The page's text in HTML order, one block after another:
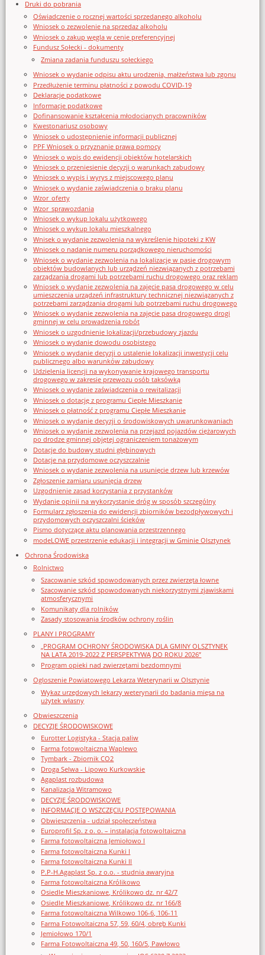
Druki do pobrania
Oświadczenie o rocznej wartości sprzedanego alkoholu
Wniosek o zezwolenie na sprzedaz alkoholu
Wniosek o zakup węgla w cenie preferencyjnej
Fundusz Sołecki - dokumenty
Zmiana zadania funduszu sołeckiego
Wniosek o wydanie odpisu aktu urodzenia, małżeństwa lub zgonu
Przedłużenie terminu płatności z powodu COVID-19
Deklaracje podatkowe
Informacje podatkowe
Dofinansowanie kształcenia młodocianych pracowników
Kwestonariusz osobowy
Wniosek o udostępnienie informacji publicznej
PPF Wniosek o przyznanie prawa pomocy
Wniosek o wpis do ewidencji obiektów hotelarskich
Wniosek o przeniesienie decyzji o warunkach zabudowy
Wniosek o wypis i wyrys z miejscowego planu
Wniosek o wydanie zaświadczenia o braku planu
Wzor_oferty
Wzor_sprawozdania
Wniosek o wykup lokalu użytkowego
Wniosek o wykup lokalu mieszkalnego
Wnisek o wydanie zezwolenia na wykreślenie hipoteki z KW
Wniosek o nadanie numeru porządkowego nieruchomości
Wniosek o wydanie zezwolenia na lokalizację w pasie drogowym
obiektów budowlanych lub urządzeń niezwiązanych z potrzebami
zarządzania drogami lub potrzebami ruchu drogowego oraz reklam
Wniosek o wydanie zezwolenia na zajęcie pasa drogowego w celu
umieszczenia urządzeń infrastruktury technicznej niezwiązanych z
potrzebami zarządzania drogami lub potrzebami ruchu drogowego
Wniosek o wydanie zezwolenia na zajęcie pasa drogowego drogi
gminnej w celu prowadzenia robót
Wniosek o uzgodnienie lokalizacji/przebudowy zjazdu
Wniosek o wydanie dowodu osobistego
Wniosek o wydanie decyzji o ustalenie lokalizacji inwestycji celu
publicznego albo warunków zabudowy
Udzielenia licencji na wykonywanie krajowego transportu
drogowego w zakresie przewozu osób taksówką
Wniosek o wydanie zaświadczenia o rewitalizacji
Wniosek o dotację z programu Ciepłe Mieszkanie
Wniosek o płatność z programu Ciepłe Mieszkanie
Wniosek o wydanie decyzji o środowiskowych uwarunkowaniach
Wniosek o wydanie zezwolenia na przejazd pojazdów ciężarowych
po drodze gminnej objętej ograniczeniem tonażowym
Dotacje do budowy studni głębinowych
Dotacje na przydomowe oczyszczalnie
Wniosek o wydanie zezwolenia na usunięcie drzew lub krzewów
Zgłoszenie zamiaru usunięcia drzew
Uzgodnienie zasad korzystania z przystanków
Wydanie opinii na wykorzystanie dróg w sposób szczególny
Formularz zgłoszenia do ewidencji zbiorników bezodpływowych i
przydomowych oczyszczalni ścieków
Pismo dotyczące aktu planowania przestrzennego
modeLOWE przestrzenie edukacji i integracji w Gminie Olsztynek
Ochrona Środowiska
Rolnictwo
Szacowanie szkód spowodowanych przez zwierzęta łowne
Szacowanie szkód spowodowanych niekorzystnymi zjawiskami
atmosferycznymi
Komunikaty dla rolników
Zasady stosowania środków ochrony roślin
PLANY I PROGRAMY
„PROGRAM OCHRONY ŚRODOWISKA DLA GMINY OLSZTYNEK
NA LATA 2019-2022 Z PERSPEKTYWĄ DO ROKU 2026”
Program opieki nad zwierzętami bezdomnymi
Ogloszenie Powiatowego Lekarza Weterynarii w Olsztynie
Wykaz urzędowych lekarzy weterynarii do badania mięsa na
użytek własny
Obwieszczenia
DECYZJE ŚRODOWISKOWE
Eurotter Logistyka - Stacja paliw
Farma fotowoltaiczna Waplewo
Tymbark - Zbiornik CO2
Droga Selwa - Lipowo Kurkowskie
Agaplast rozbudowa
Kanalizacja Witramowo
DECYZJE ŚRODOWISKOWE
INFORMACJE O WSZCZĘCIU POSTĘPOWANIA
Obwieszczenia - udział społeczeństwa
Europrofil Sp. z o. o. – instalacja fotowoltaiczna
Farma fotowoltaiczna Jemiołowo I
Farma fotowoltaiczna Kunki I
Farma fotowoltaiczna Kunki II
P.P-H.Agaplast Sp. z o.o. - studnia awaryjna
Farma fotowoltaiczna Królikowo
Osiedle Mieszkaniowe, Królikowo dz. nr 42/7
Osiedle Mieszkaniowe, Królikowo dz. nr 166/8
Farma fotowoltaiczna Wilkowo 106-6, 106-11
Farma Fotowoltaiczna 57, 59, 60/4, obręb Kunki
Jemiołowo 170/1
Farma Fotowoltaiczna 49, 50, 160/5, Pawłowo